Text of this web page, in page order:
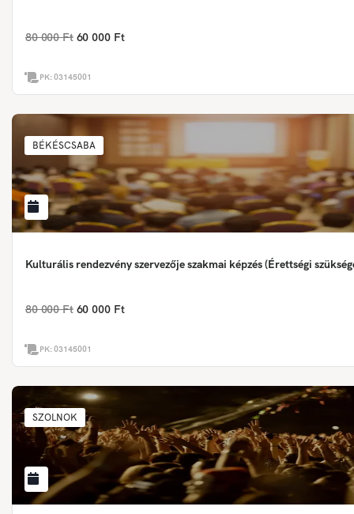
80 000 Ft 60 000 Ft
PK:03145001
BÉKÉSCSABA
Kulturális rendezvény szervezője szakmai képzés (Érettségi
80 000 Ft 60 000 Ft
PK:03145001
SZOLNOK